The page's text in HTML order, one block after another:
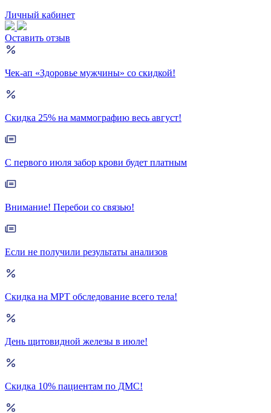
Личный кабинет
Оставить отзыв
Чек-ап «Здоровье мужчины» со скидкой!
Скидка 25% на маммографию весь август!
С первого июля забор крови будет платным
Внимание! Перебои со связью!
Если не получили результаты анализов
Скидка на МРТ обследование всего тела!
День щитовидной железы в июле!
Скидка 10% пациентам по ДМС!